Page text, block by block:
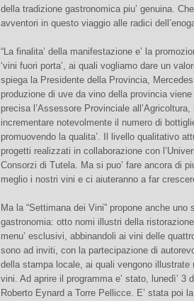
della tradizione gastronomica piu’ genuina.
avventori in questo viaggio alle radici
“La finalita’ della manifestazione e’ la
‘vini fuori porta’, ai quali vogliamo dare un
spiega la Presidente della Provincia,
produzione di uve da vino della provincia
precisa l’Assessore Provinciale
incrementare notevolmente il numero di
promuovendo la qualita’. Il livello qualitativo
progetti realizzati in collaborazione con
Consorzi di Tutela. Ma si puo’ fare ancora di
meglio i nostri vini e ci aiuteranno a far
Ma la “Settimana dei Vini” propone anche uno
gastronomia: otto nomi illustri della
menu’ esclusivi, abbinandoli ai vini delle
sono ad inviti, con la partecipazione di
della stampa locale, ai quali vengono
vini. Ad aprire il programma e’ stato, lunedì’ 3
Roberto Eynard a Torre Pellicce. E’ stata poi